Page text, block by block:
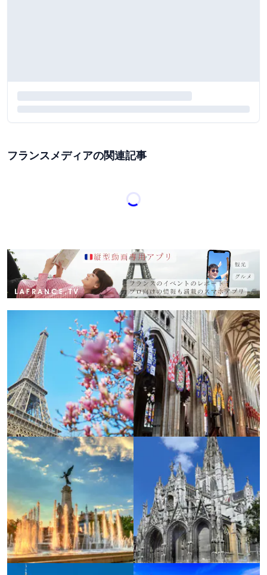
フランスメディアの関連記事